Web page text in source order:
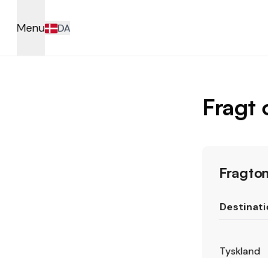
Menu
DA
Fragt
Tyskland